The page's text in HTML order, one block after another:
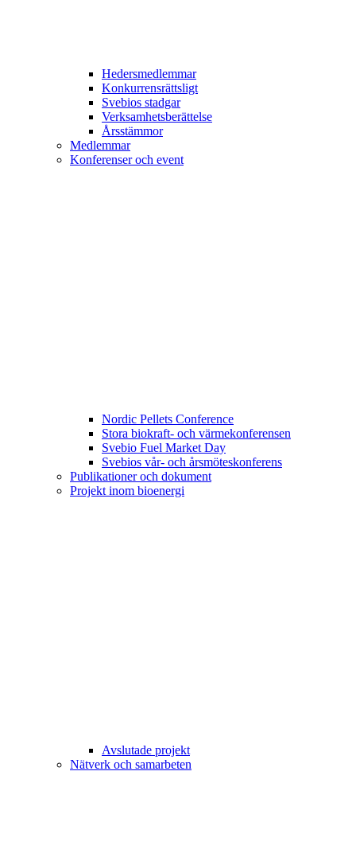
Hedersmedlemmar
Konkurrensrättsligt
Svebios stadgar
Verksamhetsberättelse
Årsstämmor
Medlemmar
Konferenser och event
Nordic Pellets Conference
Stora biokraft- och värmekonferensen
Svebio Fuel Market Day
Svebios vår- och årsmöteskonferens
Publikationer och dokument
Projekt inom bioenergi
Avslutade projekt
Nätverk och samarbeten